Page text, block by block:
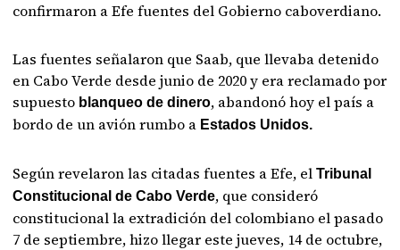
confirmaron a Efe fuentes del Gobierno caboverdiano.
Las fuentes señalaron que Saab, que llevaba detenido
en Cabo Verde desde junio de 2020 y era reclamado por
supuesto blanqueo de dinero, abandonó hoy el país a
bordo de un avión rumbo a Estados Unidos.
Según revelaron las citadas fuentes a Efe, el Tribunal
Constitucional de Cabo Verde, que consideró
constitucional la extradición del colombiano el pasado
7 de septiembre, hizo llegar este jueves, 14 de octubre,